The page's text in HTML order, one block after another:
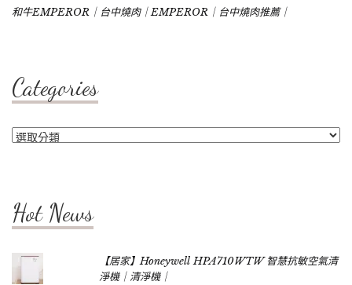
和牛EMPEROR｜台中燒肉｜EMPEROR｜台中燒肉推薦｜
Categories
Categories
Hot News
【居家】Honeywell HPA710WTW 智慧抗敏空氣清
淨機｜清淨機｜